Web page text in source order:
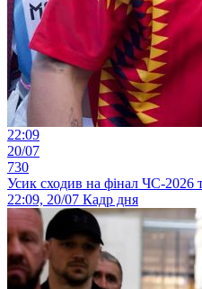
22:09
20/07
730
Усик сходив на фінал ЧС-2026
22:09, 20/07 Кадр дня